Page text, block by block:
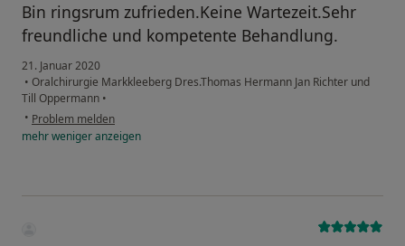
Bin ringsrum zufrieden.Keine Wartezeit.Sehr
freundliche und kompetente Behandlung.
21. Januar 2020
• Oralchirurgie Markkleeberg Dres.Thomas Hermann Jan Richter und
Till Oppermann •
• Problem melden
mehrwenigeranzeigen